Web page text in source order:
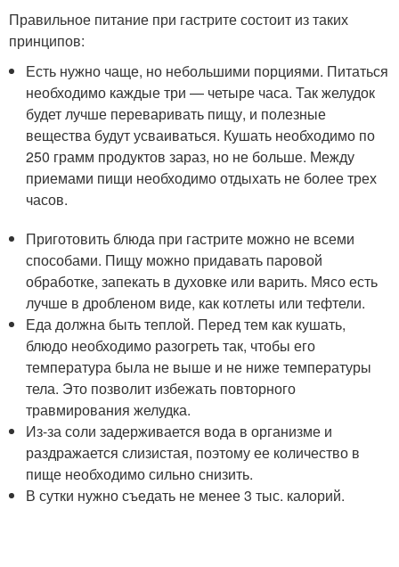
Правильное питание при гастрите состоит из таких
принципов:
Есть нужно чаще, но небольшими порциями. Питаться
необходимо каждые три — четыре часа. Так желудок
будет лучше переваривать пищу, и полезные
вещества будут усваиваться. Кушать необходимо по
250 грамм продуктов зараз, но не больше. Между
приемами пищи необходимо отдыхать не более трех
часов.
Приготовить блюда при гастрите можно не всеми
способами. Пищу можно придавать паровой
обработке, запекать в духовке или варить. Мясо есть
лучше в дробленом виде, как котлеты или тефтели.
Еда должна быть теплой. Перед тем как кушать,
блюдо необходимо разогреть так, чтобы его
температура была не выше и не ниже температуры
тела. Это позволит избежать повторного
травмирования желудка.
Из-за соли задерживается вода в организме и
раздражается слизистая, поэтому ее количество в
пище необходимо сильно снизить.
В сутки нужно съедать не менее 3 тыс. калорий.